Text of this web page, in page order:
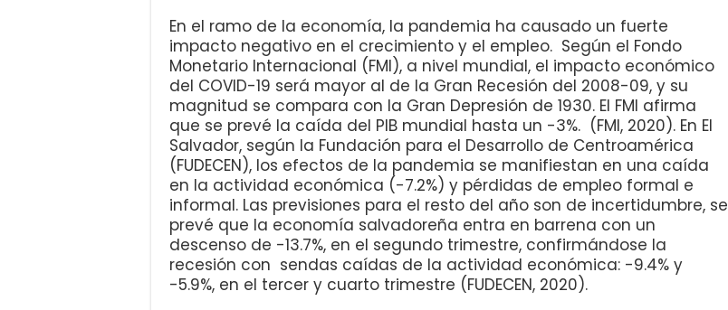
En el ramo de la economía, la pandemia ha causado un fuerte
impacto negativo en el crecimiento y el empleo. Según el Fondo
Monetario Internacional (FMI), a nivel mundial, el impacto económico
del COVID-19 será mayor al de la Gran Recesión del 2008-09, y su
magnitud se compara con la Gran Depresión de 1930. El FMI afirma
que se prevé la caída del PIB mundial hasta un -3%. (FMI, 2020). En El
Salvador, según la Fundación para el Desarrollo de Centroamérica
(FUDECEN), los efectos de la pandemia se manifiestan en una caída
en la actividad económica (-7.2%) y pérdidas de empleo formal e
informal. Las previsiones para el resto del año son de incertidumbre, se
prevé que la economía salvadoreña entra en barrena con un
descenso de -13.7%, en el segundo trimestre, confirmándose la
recesión con sendas caídas de la actividad económica: -9.4% y
-5.9%, en el tercer y cuarto trimestre (FUDECEN, 2020).